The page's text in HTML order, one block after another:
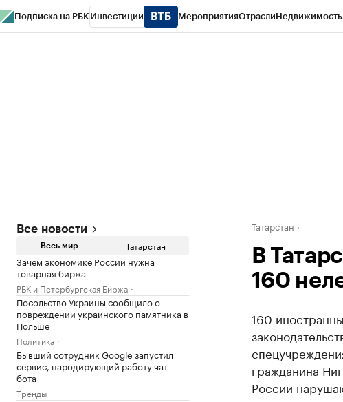
Подписка на РБК Инвестиции МероприятияОтраслиНедвижимость
Все новости
Весь мир Татарстан
Зачем экономике России нужна
товарная биржа
РБК и Петербургская Биржа
Посольство Украины сообщило о
повреждении украинского памятника в
Польше
Политика
Бывший сотрудник Google запустил
сервис, пародирующий работу чат-
бота
Тренды
Татарстан
В
160
160
гражданина
России